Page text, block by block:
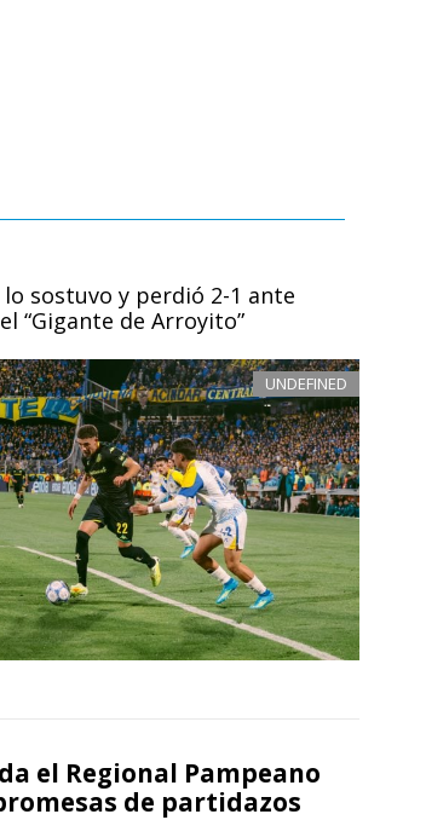
sostuvo y perdió 2-1 ante
“Gigante de Arroyito”
UNDEFINED
el Regional Pampeano
de partidazos